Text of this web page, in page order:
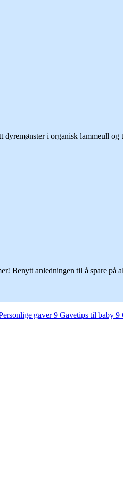
i organisk lammeull
Benytt anledningen til å spare
gaver9 Gavetips til baby 9